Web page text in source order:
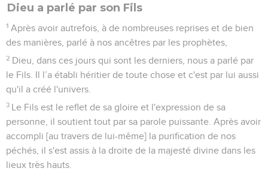
Dieu a parlé par son Fils
1 Après avoir autrefois, à de nombreuses reprises et de bien
des manières, parlé à nos ancêtres par les prophètes,
2 Dieu, dans ces jours qui sont les derniers, nous a parlé par
le Fils. Il l’a établi héritier de toute chose et c'est par lui aussi
qu'il a créé l'univers.
3 Le Fils est le reflet de sa gloire et l'expression de sa
personne, il soutient tout par sa parole puissante. Après avoir
accompli [au travers de lui-même] la purification de nos
péchés, il s'est assis à la droite de la majesté divine dans les
lieux très hauts.